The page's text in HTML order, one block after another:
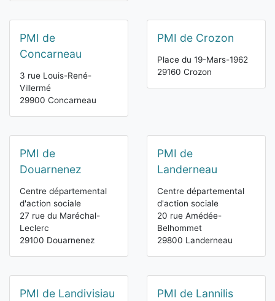
PMI de
Concarneau
3 rue Louis-René-
Villermé
29900 Concarneau
PMI de Crozon
Place du 19-Mars-1962
29160 Crozon
PMI de
Douarnenez
Centre départemental
d'action sociale
27 rue du Maréchal-
Leclerc
29100 Douarnenez
PMI de
Landerneau
Centre départemental
d'action sociale
20 rue Amédée-
Belhommet
29800 Landerneau
PMI de Landivisiau PMI de Lannilis